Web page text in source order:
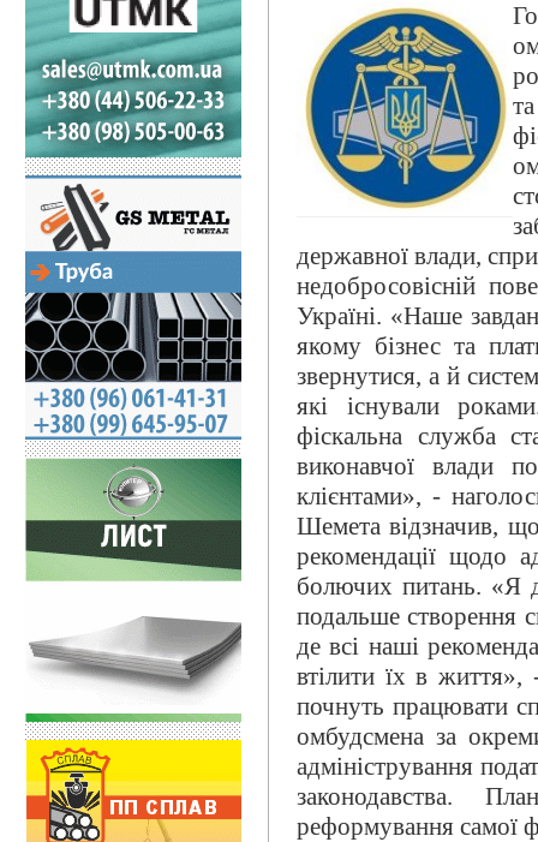
державної влади,
недобросовісній
Україні. «Наше
якому бізнес та
звернутися, а й
які існували
фіскальна служба
виконавчої влади
клієнтами», -
Шемета відзначив,
рекомендації щодо
болючих питань. «Я
подальше створення
де всі наші
втілити їх в
почнуть працювати
омбудсмена за
адміністрування
законодавства.
реформування самої